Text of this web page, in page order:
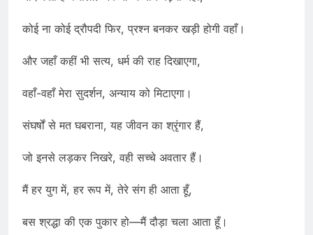
कोई ना कोई द्रौपदी फिर, प्रश्न बनकर खड़ी होगी वहाँ।
और जहाँ कहीं भी सत्य, धर्म की राह दिखाएगा,
वहाँ-वहाँ मेरा सुदर्शन, अन्याय को मिटाएगा।
संघर्षों से मत घबराना, यह जीवन का श्रृंगार हैं,
जो इनसे लड़कर निखरे, वही सच्चे अवतार हैं।
मैं हर युग में, हर रूप में, तेरे संग ही आता हूँ,
बस श्रद्धा की एक पुकार हो—मैं दौड़ा चला आता हूँ।